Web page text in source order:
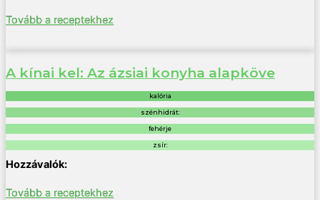
Tovább a receptekhez
A kínai kel: Az ázsiai konyha alapköve
kalória
szénhidrát:
fehérje
zsír:
Tovább a receptekhez